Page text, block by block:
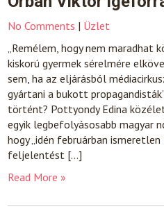
No Comments | Üzlet
„Remélem, hogy nem maradhat
kiskorú gyermek sérelmére
sem, ha az eljárásból
gyártani a bukott
történt? Pottyondy Edina
egyik legbefolyásosabb magyar
hogy „idén februárban
feljelentést […]
Read More »